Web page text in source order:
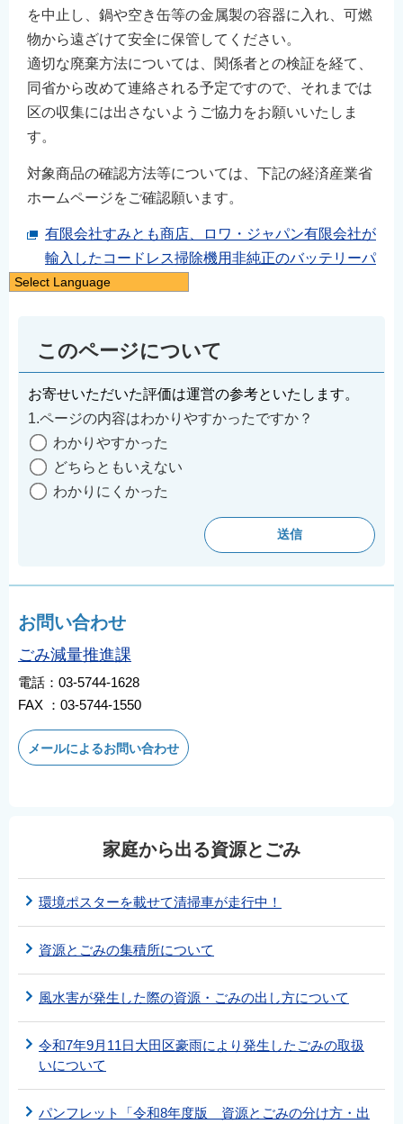
を中止し、鍋や空き缶等の金属製の容器に入れ、可燃
物から遠ざけて安全に保管してください。
適切な廃棄方法については、関係者との検証を経て、
同省から改めて連絡される予定ですので、それまでは
区の収集には出さないようご協力をお願いいたしま
す。
対象商品の確認方法等については、下記の経済産業省
ホームページをご確認願います。
有限会社すみとも商店、ロワ・ジャパン有限会社が
輸入したコードレス掃除機用非純正のバッテリーパ
ックについて
このページについて
お寄せいただいた評価は運営の参考といたします。
1.ページの内容はわかりやすかったですか？
わかりやすかった
どちらともいえない
わかりにくかった
お問い合わせ
ごみ減量推進課
電話：03-5744-1628
FAX ：03-5744-1550
メールによるお問い合わせ
家庭から出る資源とごみ
環境ポスターを載せて清掃車が走行中！
資源とごみの集積所について
風水害が発生した際の資源・ごみの出し方について
令和7年9月11日大田区豪雨により発生したごみの取扱
いについて
パンフレット「令和8年度版 資源とごみの分け方・出
Select Language
简体中文
繁體中文
한국어
नेपाली
Filipino